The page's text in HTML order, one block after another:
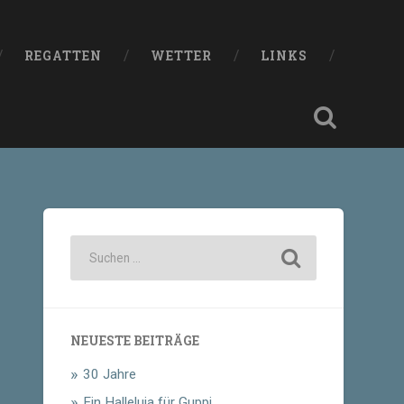
REGATTEN WETTER LINKS
NEUESTE BEITRÄGE
30 Jahre